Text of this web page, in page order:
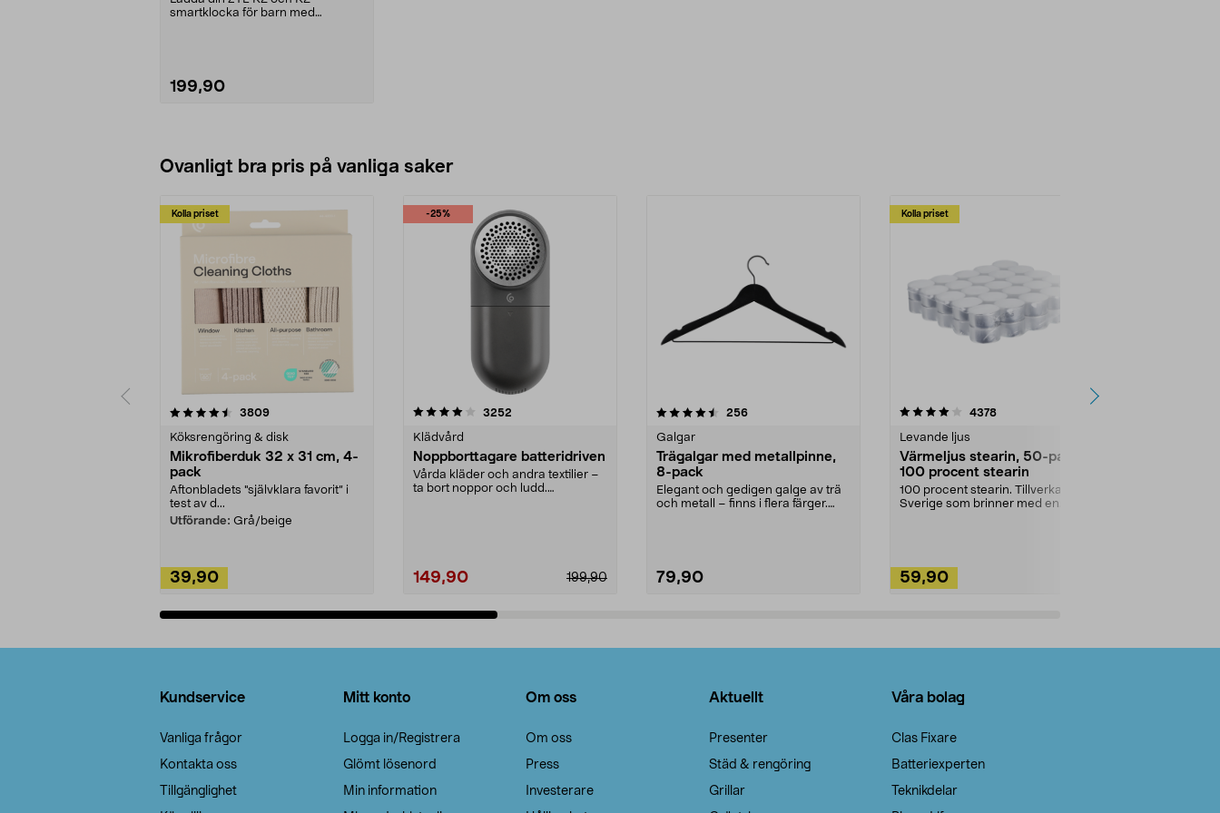
smartklocka för barn med
199,90
Ovanligt bra pris på vanliga saker
Kolla priset
3809recensioner
Köksrengöring & disk
Mikrofiberduk 32 x 31 cm, 4-
pack
Aftonbladets "självklara favorit” i
test av d...
Utförande: Grå/beige
39,90
-25%
4.0av 5 stjärnor 3252
Klädvård
Noppborttagare batteridriven
Vårda kläder och andra textilier –
ta bort noppor och ludd.
199,90
149,90
4.5av 5 stjärnor 256recensioner
Galgar
Trägalgar med metallpinne,
8-pack
Elegant och gedigen galge av trä
och metall – finns i flera färger.
79,90
Kolla priset
4.0av 5 stjärnor 4378recensioner
Levande ljus
Värmeljus stearin, 50-pack,
100 procent stearin
100 procent stearin. Tillverkade i
Sverige som brinner med en
59,90
4.5av 5 stjärnor
Kundservice
Vanliga frågor
Kontakta oss
Tillgänglighet
Mitt konto
Logga in/Registrera
Glömt lösenord
Min information
Om oss
Om oss
Press
Investerare
Aktuellt
Presenter
Städ & rengöring
Grillar
Våra bolag
Clas Fixare
Batteriexperten
Teknikdelar